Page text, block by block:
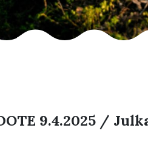
9.4.2025 /